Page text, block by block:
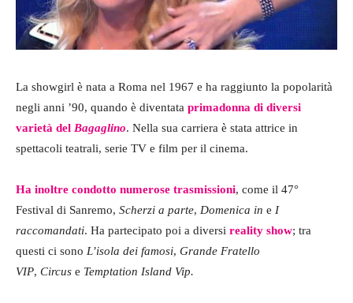
La showgirl è nata a Roma nel 1967 e ha raggiunto la popolarità
negli anni ’90, quando è diventata primadonna di diversi
varietà del Bagaglino. Nella sua carriera è stata attrice in
spettacoli teatrali, serie TV e film per il cinema.
Ha inoltre condotto numerose trasmissioni, come il 47°
Festival di Sanremo, Scherzi a parte, Domenica in e I
raccomandati. Ha partecipato poi a diversi reality show; tra
questi ci sono L’isola dei famosi, Grande Fratello
VIP, Circus e Temptation Island Vip.